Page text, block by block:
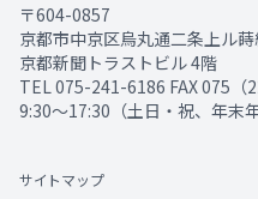
〒604-0857
京都市中京区烏丸通二条上ル
京都新聞トラストビル 4階
TEL 075-241-6186 FAX 075（
9:30～17:30（土日・祝、年末
サイトマップ